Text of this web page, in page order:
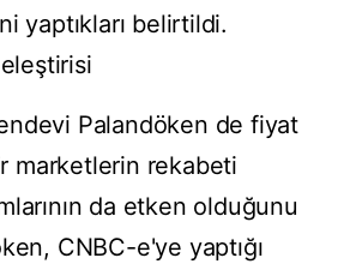
yaptıkları belirtildi.
Palandöken de fiyat
marketlerin rekabeti
da etken olduğunu
CNBC-e'ye yaptığı